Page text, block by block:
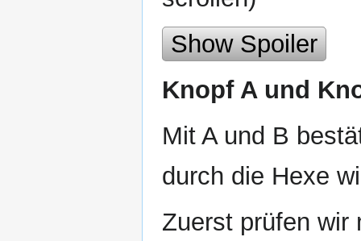
Show Spoiler
Knopf A und
Mit A und B
durch die Hexe
Zuerst prüfen wir